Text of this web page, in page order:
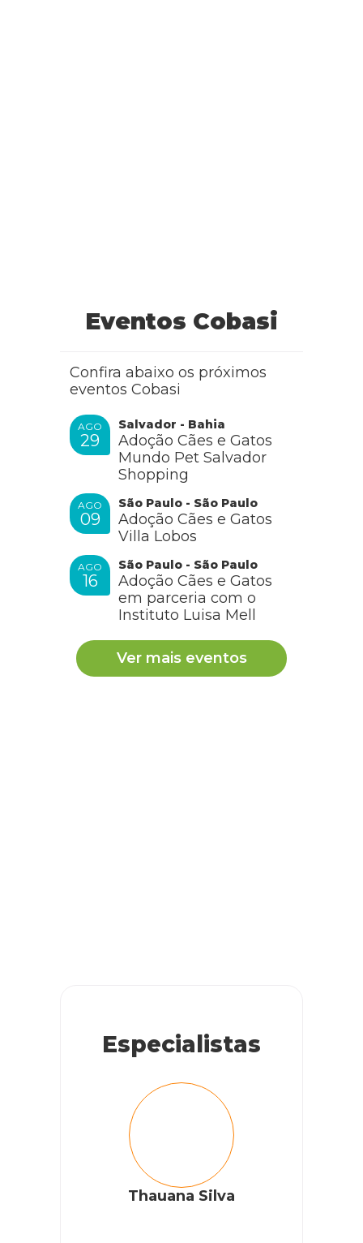
Eventos Cobasi
Confira abaixo os próximos
eventos Cobasi
AGO
29
Salvador - Bahia
Adoção Cães e Gatos
Mundo Pet Salvador
Shopping
AGO
09
São Paulo - São Paulo
Adoção Cães e Gatos
Villa Lobos
AGO
16
São Paulo - São Paulo
Adoção Cães e Gatos
em parceria com o
Instituto Luisa Mell
Ver mais eventos
Especialistas
Thauana Silva